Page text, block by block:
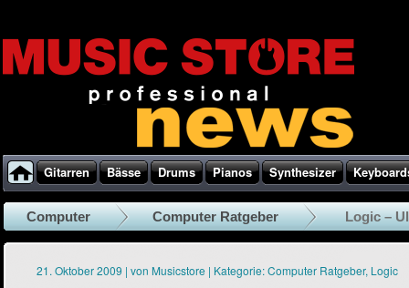
Gitarren Bässe Drums Pianos Synthesizer
Computer Computer Ratgeber Logic –
21. Oktober 2009 | von Musicstore | Kategorie:Computer Ratgeber, Logic